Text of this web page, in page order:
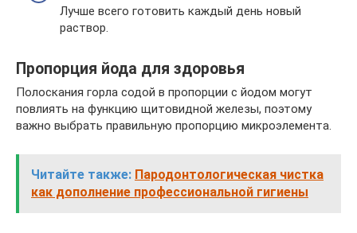
Лучше всего готовить каждый день новый
раствор.
Пропорция йода для здоровья
Полоскания горла содой в пропорции с йодом могут
повлиять на функцию щитовидной железы, поэтому
важно выбрать правильную пропорцию микроэлемента.
Читайте также: Пародонтологическая чистка
как дополнение профессиональной гигиены